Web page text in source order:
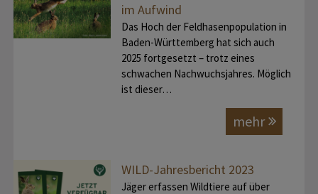
im Aufwind
Das Hoch der Feldhasenpopulation in
Baden-Württemberg hat sich auch
2025 fortgesetzt – trotz eines
schwachen Nachwuchsjahres. Möglich
ist dieser…
mehr
WILD-Jahresbericht 2023
Jäger erfassen Wildtiere auf über